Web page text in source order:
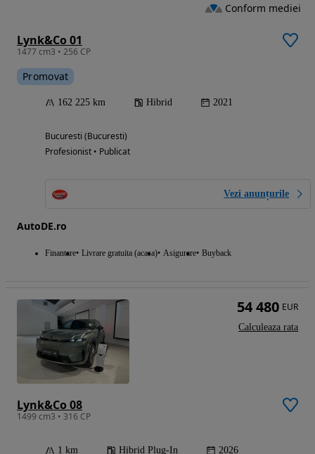
Lynk&Co 01
1477 cm3 • 256 CP
Promovat
162 225 km Hibrid 2021
Bucuresti (Bucuresti)
Profesionist • Publicat
Vezi anunțurile
AutoDE.ro
Finantare Livrare gratuita (acasa) Asigurare Buyback
Conform mediei
Lynk&Co 08
1499 cm3 • 316 CP
1 km Hibrid Plug-In 2026
54 480 EUR
Calculeaza rata